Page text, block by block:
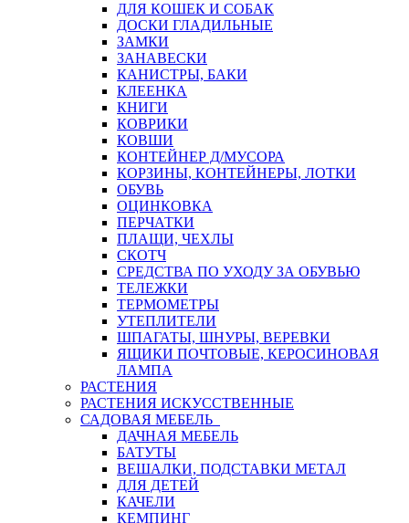
ДЛЯ КОШЕК И СОБАК
ДОСКИ ГЛАДИЛЬНЫЕ
ЗАМКИ
ЗАНАВЕСКИ
КАНИСТРЫ, БАКИ
КЛЕЕНКА
КНИГИ
КОВРИКИ
КОВШИ
КОНТЕЙНЕР Д/МУСОРА
КОРЗИНЫ, КОНТЕЙНЕРЫ, ЛОТКИ
ОБУВЬ
ОЦИНКОВКА
ПЕРЧАТКИ
ПЛАЩИ, ЧЕХЛЫ
СКОТЧ
СРЕДСТВА ПО УХОДУ ЗА ОБУВЬЮ
ТЕЛЕЖКИ
ТЕРМОМЕТРЫ
УТЕПЛИТЕЛИ
ШПАГАТЫ, ШНУРЫ, ВЕРЕВКИ
ЯЩИКИ ПОЧТОВЫЕ, КЕРОСИНОВАЯ
ЛАМПА
РАСТЕНИЯ
РАСТЕНИЯ ИСКУССТВЕННЫЕ
САДОВАЯ МЕБЕЛЬ
ДАЧНАЯ МЕБЕЛЬ
БАТУТЫ
ВЕШАЛКИ, ПОДСТАВКИ МЕТАЛ
ДЛЯ ДЕТЕЙ
КАЧЕЛИ
КЕМПИНГ